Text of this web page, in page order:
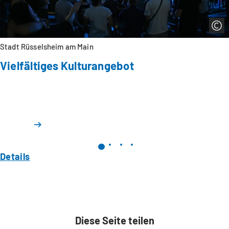
T
a
b
)
Stadt Rüsselsheim am Main
Vielfältiges Kulturangebot
Details
Diese Seite teilen